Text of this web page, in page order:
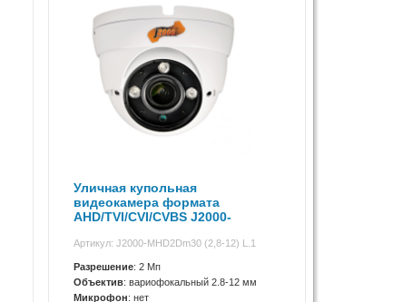
Уличная купольная
видеокамера формата
AHD/TVI/CVI/CVBS J2000-
Артикул: J2000-MHD2Dm30 (2,8-12) L.1
Разрешение: 2 Мп
Объектив: вариофокальный 2.8-12 мм
Микрофон: нет